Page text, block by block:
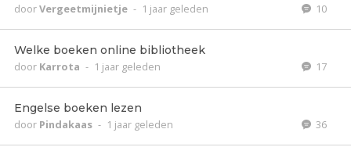
doorVergeetmijnietje - 1 jaar geleden 10
Welke boeken online bibliotheek
door Karrota - 1 jaar geleden 17
Engelse boeken lezen
door Pindakaas - 1 jaar geleden 36